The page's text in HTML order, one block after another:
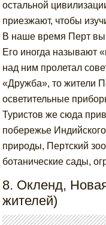
остальной
приезжают, чтобы
В наше время Перт
Его иногда называют
над ним пролетал
«Дружба», то жители
осветительные
Туристов же сюда
побережье
природы, Пертский
ботанические сады,
8. Окленд,
жителей)